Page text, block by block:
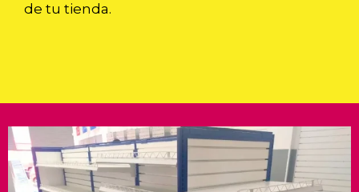
de tu tienda.